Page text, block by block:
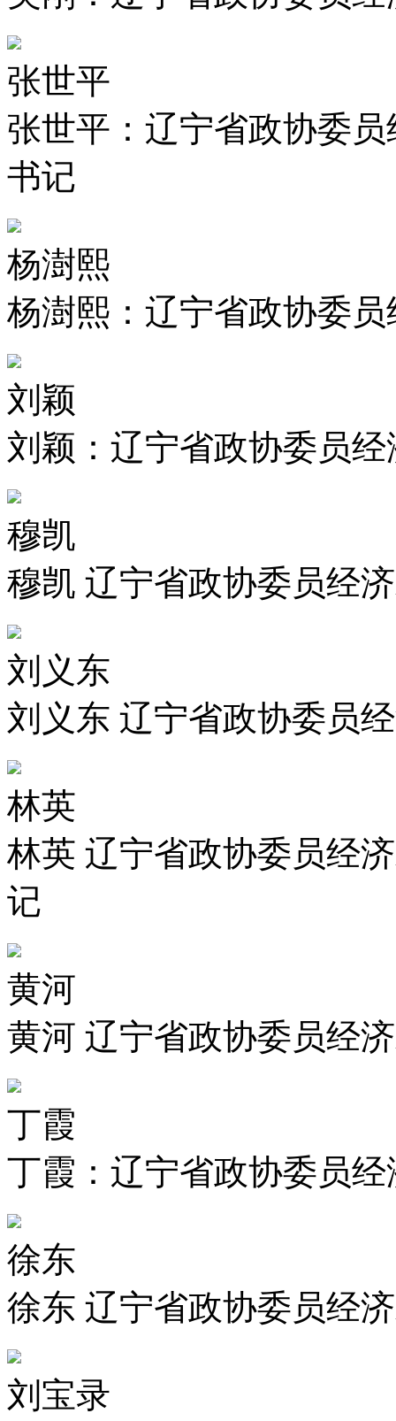
张世平
张世平：辽宁省政协委
书记
杨澍熙
杨澍熙：辽宁省政协委
刘颖
刘颖：辽宁省政协委员
穆凯
穆凯 辽宁省政协委员经
刘义东
刘义东 辽宁省政协委员
林英
林英 辽宁省政协委员经
记
黄河
黄河 辽宁省政协委员经
丁霞
丁霞：辽宁省政协委员
徐东
徐东 辽宁省政协委员经
刘宝录